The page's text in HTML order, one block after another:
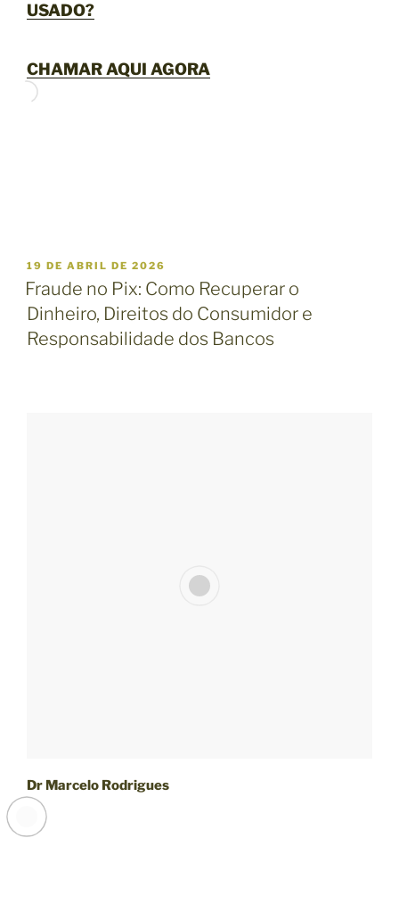
USADO?
CHAMAR AQUI AGORA
P
U
B
I
C
19 DE ABRIL DE 2026
Fraude no Pix: Como Recuperar o
Dinheiro, Direitos do Consumidor e
Responsabilidade dos Bancos
Dr Marcelo Rodrigues